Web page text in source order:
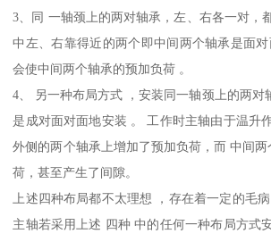
3、同 一轴颈上的两对轴承，左、右各一对，
中左、右靠得近的两个即中间两个轴承是面
会使中间两个轴承的预加负荷 。
4、 另一种布局方式 ，安装同一轴颈上的两对
是成对面对面地安装 。 工作时主轴由于温升
外侧的两个轴承上增加了预加负荷，而 中间
荷，甚至产生了间隙。
上述四种布局都不太理想 ，存在着一定的毛
主轴若采用上述 四种 中的任何一种布局方式